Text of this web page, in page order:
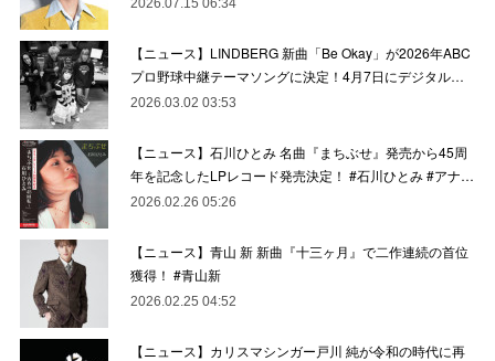
【ニュース】LINDBERG 新曲「Be Okay」が2026年ABC
プロ野球中継テーマソングに決定！4月7日にデジタル…
2026.03.02 03:53
【ニュース】石川ひとみ 名曲『まちぶせ』発売から45周
年を記念したLPレコード発売決定！ #石川ひとみ #アナ…
2026.02.26 05:26
【ニュース】青山 新 新曲『十三ヶ月』で二作連続の首位
獲得！ #青山新
2026.02.25 04:52
【ニュース】カリスマシンガー戸川 純が令和の時代に再